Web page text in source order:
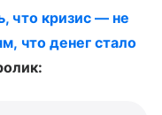
что кризис — не
что денег стало